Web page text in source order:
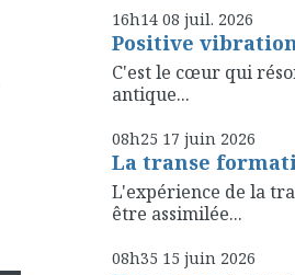
16h14 08 juil. 2026
Positive
C'est le cœur qui
antique...
08h25 17 juin 2026
La transe
L'expérience de la
être assimilée...
08h35 15 juin 2026